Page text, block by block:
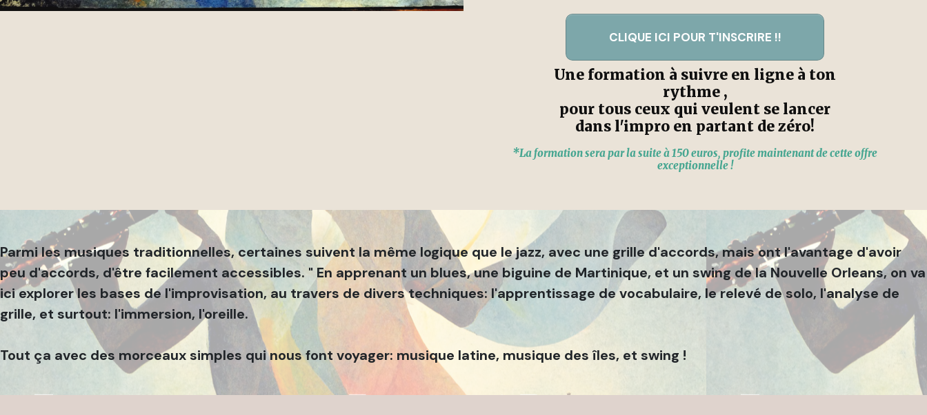
CLIQUE ICI POUR T'INSCRIRE !!
Une formation à suivre en ligne à ton
rythme ,
pour tous ceux qui veulent se lancer
dans l'impro en partant de zéro!
*La formation sera par la suite à 150 euros, profite maintenant de cette offre
exceptionnelle !
Parmi les musiques traditionnelles, certaines suivent la même logique que le jazz, avec une grille d'accords, mais ont l'avantage d'avoir
peu d'accords, d'être facilement accessibles. " En apprenant un blues, une biguine de Martinique, et un swing de la Nouvelle Orleans, on va
ici explorer les bases de l'improvisation, au travers de divers techniques: l'apprentissage de vocabulaire, le relevé de solo, l'analyse de
grille, et surtout: l'immersion, l'oreille.
Tout ça avec des morceaux simples qui nous font voyager: musique latine, musique des îles, et swing !